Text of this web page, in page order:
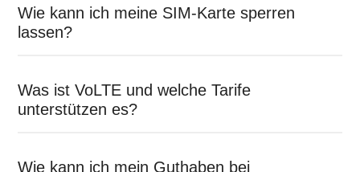
Wie kann ich meine SIM-Karte sperren
lassen?
Was ist VoLTE und welche Tarife
unterstützen es?
Wie kann ich mein Guthaben bei